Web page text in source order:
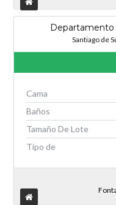
Departamento
Santiago de
Cama
Baños
Tamaño De Lote
Tipo de